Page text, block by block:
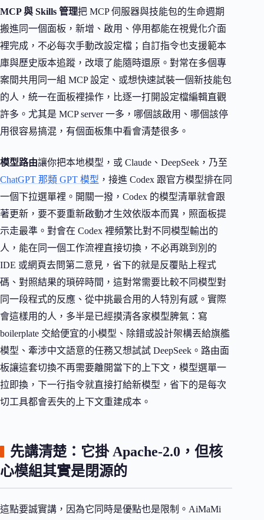
MCP 與 Skills 管理把 MCP 伺服器與技能包的生命週期
搬進同一個面板，新增、啟用、停用都能在視覺化介面
裡完成，不必每次手動改設定檔；自訂指令也支援範本
庫與歷史版本追蹤，改壞了能隨時還原。對常在多個專
案間共用同一組 MCP 設定、或想快速試裝一個新技能包
的人，統一在面板裡操作，比逐一打開設定檔編輯直觀
許多。尤其是 MCP server 一多，哪個該啟用、哪個該停
用很容易搞混，有個面板集中看會清楚很多。
模型路由讓你把本地模型，或 Claude、DeepSeek，乃至
ChatGPT 那類 GPT 模型 ，接進 Codex 跟官方模型排在同
一個下拉選單裡。開關一撥，Codex 的模型清單就會跟
著更新，要不要重新啟動才生效依版本而異，照面板提
示走最準。對會在 Codex 裡頻繁比對不同模型輸出的
人，能在同一個工作流裡直接切換，不必再跳到別的
IDE 或網頁去問第二意見，省下的就是反覆貼上程式
碼、對照結果的瑣碎時間，這對常需要比較不同模型對
同一段程式的反應、從中挑最合用的人特別有感。實際
會這樣用的人，多半是已經摸清各家模型脾氣：寫
boilerplate 交給便宜的小模型、除錯或設計架構丟給旗艦
模型、牽涉中文語意的任務又想試試 DeepSeek。路由面
板讓這套切換不再需要離開當下的上下文，模型選單一
拉即換，下一行指令就直接打給新模型，省下的是每次
切工具都會丟失的上下文重建成本。
先講清楚：它掛 Apache-2.0，但核
心模組其實是閉源的
這點要誠實講，因為它同時是優點也是限制。AiMaMi